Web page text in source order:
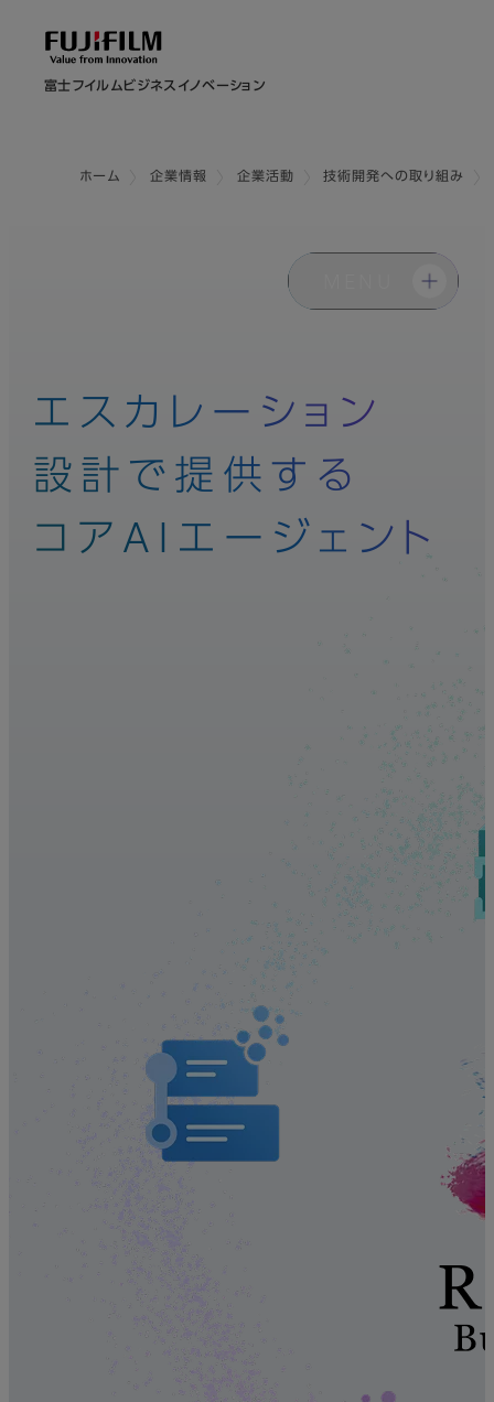
富士フイルムビジネスイノベーション
ホーム 企業情報 企業活動 技術開発への取り組み
エスカレーション
設計で提供する
コアAIエージェント